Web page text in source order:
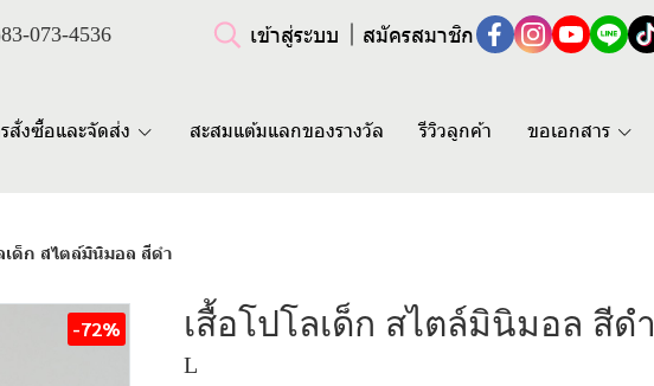
83-073-4536 เข้าสู่ระบบ สมัครสมาชิก
สั่งซื้อและจัดส่ง สะสมแต้มแลกของรางวัล รีวิวลูกค้า ขอเอกสาร
เด็ก สไตล์มินิมอล สีดำ
-72% เสื้อโปโลเด็ก สไตล์มินิมอล สีดำ
L